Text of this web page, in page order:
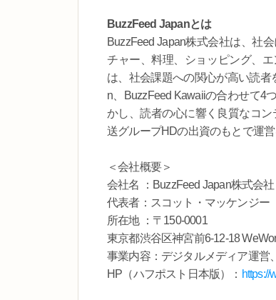
BuzzFeed Japanとは
BuzzFeed Japan株式会社は、社
チャー、料理、ショッピング、
は、社会課題への関心が高い読者
n、BuzzFeed Kawaiiの合わせて4
かし、読者の心に響く良質なコ
送グループHDの出資のもとで運営
＜会社概要＞
会社名 ：BuzzFeed Japan株式会社
代表者：スコット・マッケンジー
所在地 ：〒150-0001
東京都渋谷区神宮前6-12-18
事業内容：デジタルメディア運営
HP（ハフポスト日本版）： https://